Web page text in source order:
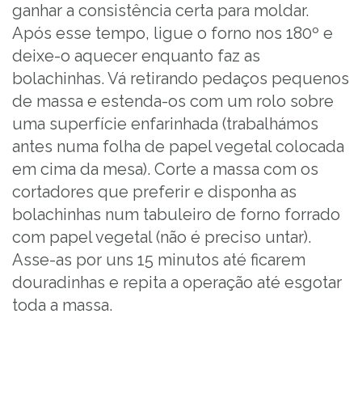
ganhar a consistência certa para moldar.
Após esse tempo, ligue o forno nos 180º e
deixe-o aquecer enquanto faz as
bolachinhas. Vá retirando pedaços pequenos
de massa e estenda-os com um rolo sobre
uma superfície enfarinhada (trabalhámos
antes numa folha de papel vegetal colocada
em cima da mesa). Corte a massa com os
cortadores que preferir e disponha as
bolachinhas num tabuleiro de forno forrado
com papel vegetal (não é preciso untar).
Asse-as por uns 15 minutos até ficarem
douradinhas e repita a operação até esgotar
toda a massa.